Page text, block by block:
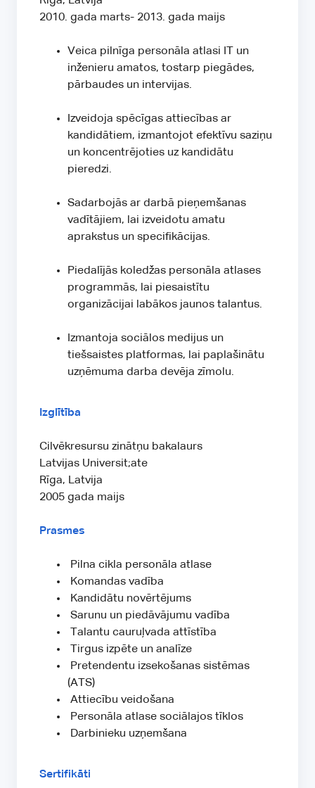
2010. gada marts- 2013. gada maijs
Veica pilnīga personāla atlasi IT un
inženieru amatos, tostarp piegādes,
pārbaudes un intervijas.
Izveidoja spēcīgas attiecības ar
kandidātiem, izmantojot efektīvu saziņu
un koncentrējoties uz kandidātu
pieredzi.
Sadarbojās ar darbā pieņemšanas
vadītājiem, lai izveidotu amatu
aprakstus un specifikācijas.
Piedalījās koledžas personāla atlases
programmās, lai piesaistītu
organizācijai labākos jaunos talantus.
Izmantoja sociālos medijus un
tiešsaistes platformas, lai paplašinātu
uzņēmuma darba devēja zīmolu.
Izglītība
Cilvēkresursu zinātņu bakalaurs
Latvijas Universit;ate
Rīga, Latvija
2005 gada maijs
Prasmes
Pilna cikla personāla atlase
Komandas vadība
Kandidātu novērtējums
Sarunu un piedāvājumu vadība
Talantu cauruļvada attīstība
Tirgus izpēte un analīze
Pretendentu izsekošanas sistēmas
(ATS)
Attiecību veidošana
Personāla atlase sociālajos tīklos
Darbinieku uzņemšana
Sertifikāti